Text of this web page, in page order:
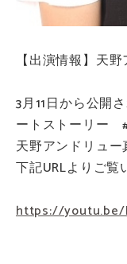
【出演情報】天
3月11日から公開
ートストーリー
天野アンドリュ
下記URLよりご覧
https://youtu.be/